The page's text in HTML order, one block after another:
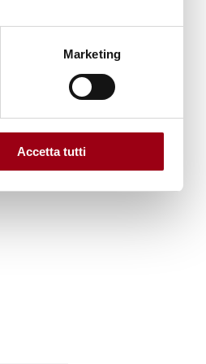
Marketing
Accetta tutti
si